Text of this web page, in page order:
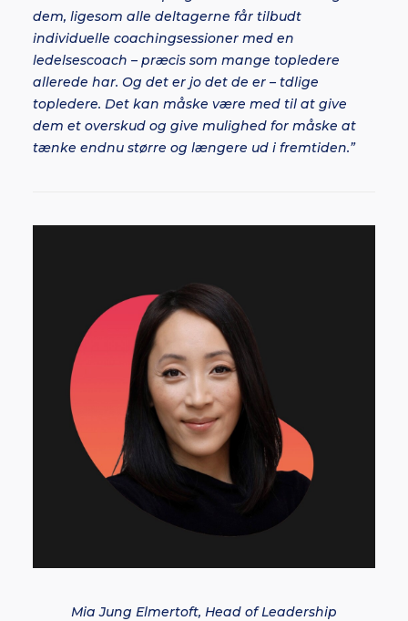
dem, ligesom alle deltagerne får tilbudt
individuelle coachingsessioner med en
ledelsescoach – præcis som mange topledere
allerede har. Og det er jo det de er – tdlige
topledere. Det kan måske være med til at give
dem et overskud og give mulighed for måske at
tænke endnu større og længere ud i fremtiden.”
Mia Jung Elmertoft, Head of Leadership